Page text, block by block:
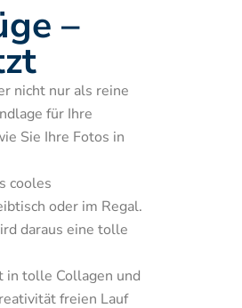
–
nicht nur als reine
für Ihre
Sie Ihre Fotos in
cooles
oder im Regal.
daraus eine tolle
in tolle Collagen und
freien Lauf